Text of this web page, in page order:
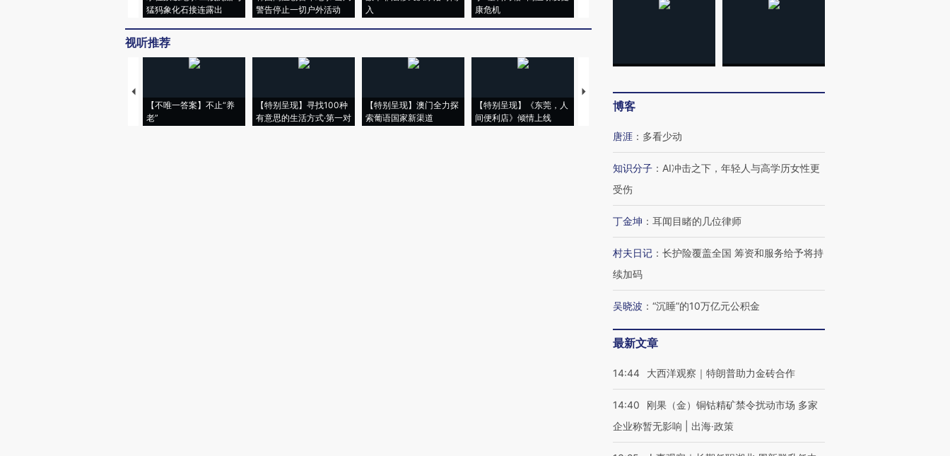
猛犸象化石接连露出
警告停止一切户外活动
入
康危机
视听推荐
【不唯一答案】不止“养
老”
【特别呈现】寻找100种
有意思的生活方式·第一对
【特别呈现】澳门全力探
索葡语国家新渠道
【特别呈现】《东莞，人
间便利店》倾情上线
【推广】走进第四届链博
会，让数智科技“链”接产
【商旅对话】华住集团
博客
唐涯 ： 多看少动
知识分子 ： AI冲击之下，年轻人与高学历女性更
受伤
丁金坤 ： 耳闻目睹的几位律师
村夫日记 ： 长护险覆盖全国 筹资和服务给予将持
续加码
吴晓波 ： “沉睡”的10万亿元公积金
最新文章
14:44 大西洋观察｜特朗普助力金砖合作
14:40
刚果（金）铜钴精矿禁令扰动市场 多家
企业称暂无影响 | 出海·政策